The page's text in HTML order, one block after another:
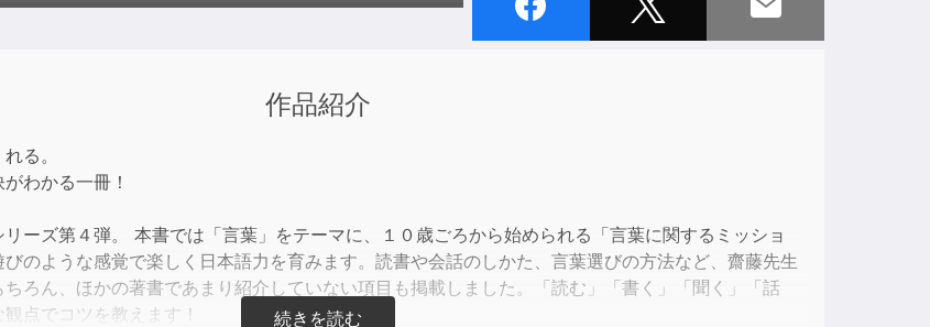
作品紹介
る。
わかる一冊！
ーズ第４弾。 本書では「言葉」をテーマに、１０歳ごろから始められる「言葉に関するミッショ
のような感覚で楽しく日本語力を育みます。読書や会話のしかた、言葉選びの方法など、齋藤先生
ろん、ほかの著書であまり紹介していない項目も掲載しました。「読む」「書く」「聞く」「話
点でコツを教えます！